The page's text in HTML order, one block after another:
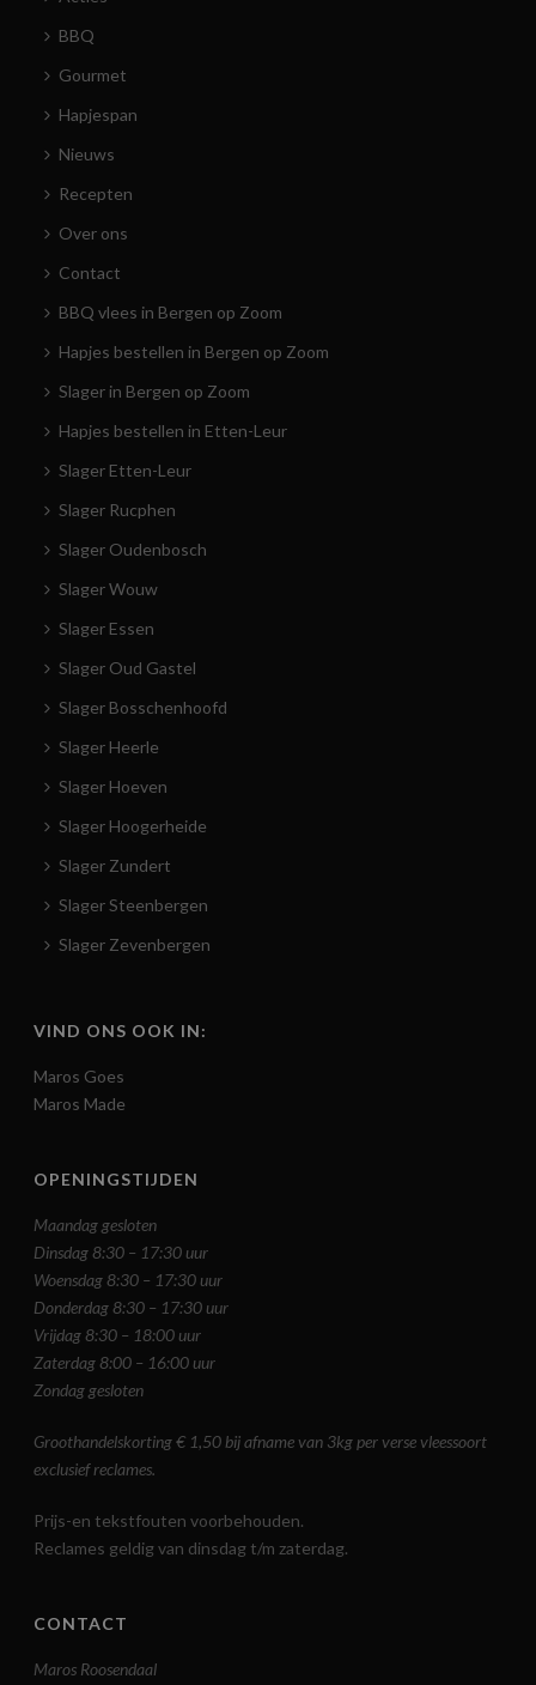
BBQ
Gourmet
Hapjespan
Nieuws
Recepten
Over ons
Contact
BBQ vlees in Bergen op Zoom
Hapjes bestellen in Bergen op Zoom
Slager in Bergen op Zoom
Hapjes bestellen in Etten-Leur
Slager Etten-Leur
Slager Rucphen
Slager Oudenbosch
Slager Wouw
Slager Essen
Slager Oud Gastel
Slager Bosschenhoofd
Slager Heerle
Slager Hoeven
Slager Hoogerheide
Slager Zundert
Slager Steenbergen
Slager Zevenbergen
VIND ONS OOK IN:
Maros Goes
Maros Made
OPENINGSTIJDEN
Maandag gesloten
Dinsdag 8:30 – 17:30 uur
Woensdag 8:30 – 17:30 uur
Donderdag 8:30 – 17:30 uur
Vrijdag 8:30 – 18:00 uur
Zaterdag 8:00 – 16:00 uur
Zondag gesloten
Groothandelskorting € 1,50 bij afname van 3kg per verse vleessoort
exclusief reclames.
Prijs-en tekstfouten voorbehouden.
Reclames geldig van dinsdag t/m zaterdag.
CONTACT
Maros Roosendaal